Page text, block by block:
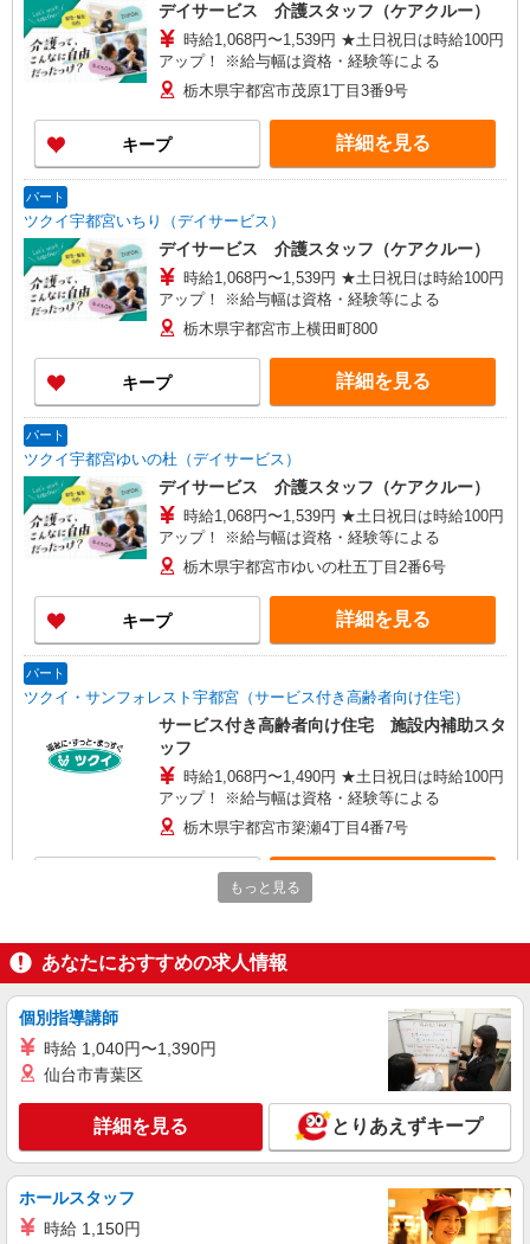
デイサービス 介護スタッフ（ケアクルー）
時給1,068円〜1,539円 ★土日祝日は時給100円
アップ！ ※給与幅は資格・経験等による
栃木県宇都宮市茂原1丁目3番9号
キープ 詳細を見る
パート
ツクイ宇都宮いちり（デイサービス）
デイサービス 介護スタッフ（ケアクルー）
時給1,068円〜1,539円 ★土日祝日は時給100円
アップ！ ※給与幅は資格・経験等による
栃木県宇都宮市上横田町800
キープ 詳細を見る
パート
ツクイ宇都宮ゆいの杜（デイサービス）
デイサービス 介護スタッフ（ケアクルー）
時給1,068円〜1,539円 ★土日祝日は時給100円
アップ！ ※給与幅は資格・経験等による
栃木県宇都宮市ゆいの杜五丁目2番6号
キープ 詳細を見る
パート
ツクイ・サンフォレスト宇都宮（サービス付き高齢者向け住宅）
サービス付き高齢者向け住宅 施設内補助スタ
ッフ
時給1,068円〜1,490円 ★土日祝日は時給100円
アップ！ ※給与幅は資格・経験等による
栃木県宇都宮市簗瀬4丁目4番7号
ツクイ・サンフォレスト宇都宮（訪問介護）
訪問介護 ホームヘルパー
アップ！ ・身体介護手当:500円/時間 ・早朝夜間
深夜手当:300円/時間 （18:00〜翌07:59の時間
帯） ・ICT手当:2,000円/月 ・深夜割増は別途支給
・ケア→ケアの移動時間も賃金（時給）を支給 ・
特定事業所加算手当:60円/時間含む ※給与幅は資
栃木県宇都宮市簗瀬4丁目4番7号
キープ 詳細を見る
ツクイ宇都宮（訪問入浴）
訪問入浴 介護スタッフ（オペレーター）
もっと見る
あなたにおすすめの求人情報
個別指導講師
時給 1,040円〜1,390円
仙台市青葉区
詳細を見る とりあえずキープ
ホールスタッフ
時給 1,150円